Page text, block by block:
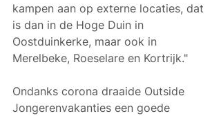
kampen aan op externe locaties, dat
is dan in de Hoge Duin in
Oostduinkerke, maar ook in
Merelbeke, Roeselare en Kortrijk."
Ondanks corona draaide Outside
Jongerenvakanties een goede